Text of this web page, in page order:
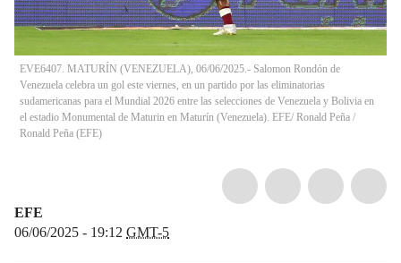
EVE6407. MATURÍN (VENEZUELA), 06/06/2025.- Salomon Rondón de
Venezuela celebra un gol este viernes, en un partido por las eliminatorias
sudamericanas para el Mundial 2026 entre las selecciones de Venezuela y Bolivia en
el estadio Monumental de Maturin en Maturín (Venezuela). EFE/ Ronald Peña /
Ronald Peña (EFE)
EFE
06/06/2025 - 19:12 GMT-5